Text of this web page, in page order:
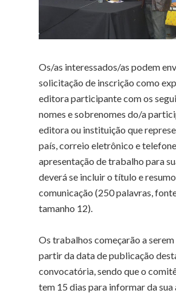
Os/as interessados/as podem
solicitação de inscrição como
editora participante com os
nomes e sobrenomes do/a
editora ou instituição que
país, correio eletrônico e
apresentação de trabalho para
deverá se incluir o título e
comunicação (250 palavras,
tamanho 12).
Os trabalhos começarão a
partir da data de publicação
convocatória, sendo que o
tem 15 dias para informar da sua